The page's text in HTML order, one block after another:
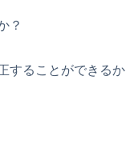
？
することができるか